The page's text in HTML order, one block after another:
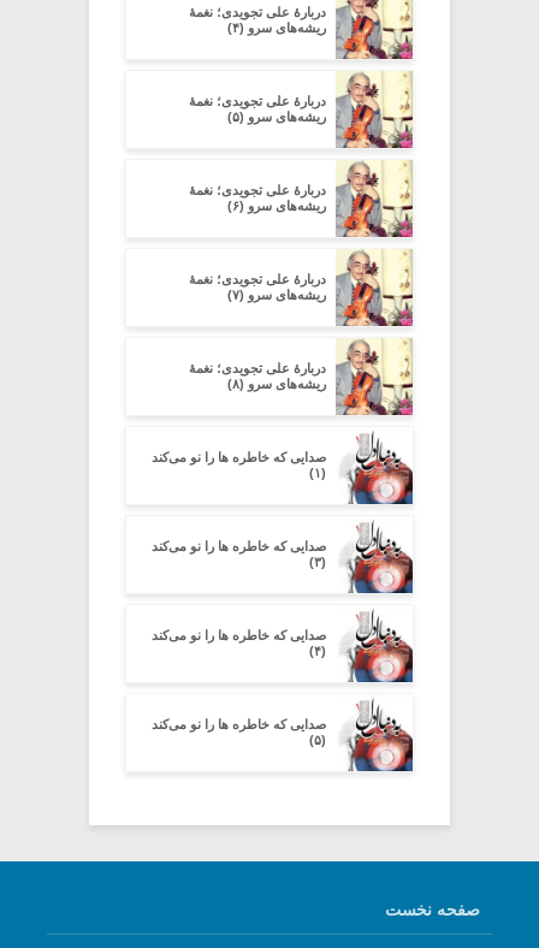
دربارۀ علی تجویدی؛ نغمۀ
ریشه‌های سرو (۴)
دربارۀ علی تجویدی؛ نغمۀ
ریشه‌های سرو (۵)
دربارۀ علی تجویدی؛ نغمۀ
ریشه‌های سرو (۶)
دربارۀ علی تجویدی؛ نغمۀ
ریشه‌های سرو (۷)
دربارۀ علی تجویدی؛ نغمۀ
ریشه‌های سرو (۸)
صدایی که خاطره ها را نو می‌کند
(۱)
صدایی که خاطره ها را نو می‌کند
(۳)
صدایی که خاطره ها را نو می‌کند
(۴)
صدایی که خاطره ها را نو می‌کند
(۵)
صفحه نخست